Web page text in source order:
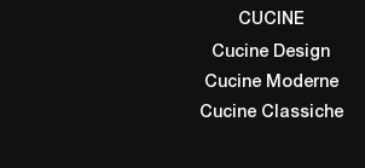
CUCINE
Cucine Design
Cucine Moderne
Cucine Classiche